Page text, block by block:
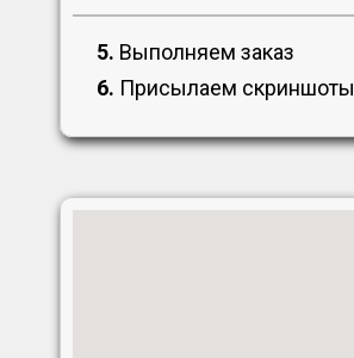
5. Выполняем заказ
6. Присылаем скриншоты